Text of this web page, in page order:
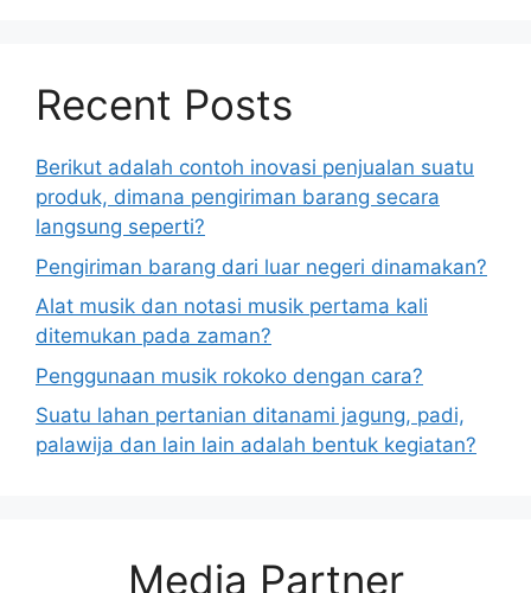
Recent Posts
Berikut adalah contoh inovasi penjualan suatu
produk, dimana pengiriman barang secara
langsung seperti?
Pengiriman barang dari luar negeri dinamakan?
Alat musik dan notasi musik pertama kali
ditemukan pada zaman?
Penggunaan musik rokoko dengan cara?
Suatu lahan pertanian ditanami jagung, padi,
palawija dan lain lain adalah bentuk kegiatan?
Media Partner